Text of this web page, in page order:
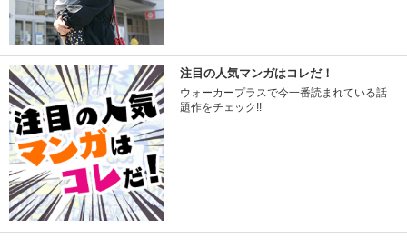
注目の人気マンガはコレだ！
ウォーカープラスで今一番読まれている話
題作をチェック!!